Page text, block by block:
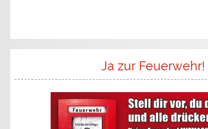
Ja zur Feuerwehr!